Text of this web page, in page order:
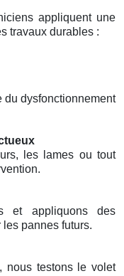
appliquent une
travaux durables :
du dysfonctionnement
les lames ou tout
et appliquons des
pannes futurs.
nous testons le volet